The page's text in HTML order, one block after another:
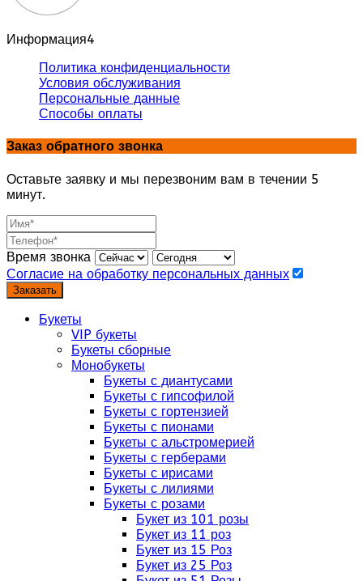
Информация4
Политика конфиденциальности
Условия обслуживания
Персональные данные
Способы оплаты
Заказ обратного звонка
Оставьте заявку и мы перезвоним вам в течении 5
минут.
Время звонка
Согласие на обработку персональных данных
Заказать
Букеты
VIP букеты
Букеты сборные
Монобукеты
Букеты с диантусами
Букеты с гипсофилой
Букеты с гортензией
Букеты с пионами
Букеты с альстромерией
Букеты с герберами
Букеты с ирисами
Букеты с лилиями
Букеты с розами
Букет из 101 розы
Букет из 11 роз
Букет из 15 Роз
Букет из 25 Роз